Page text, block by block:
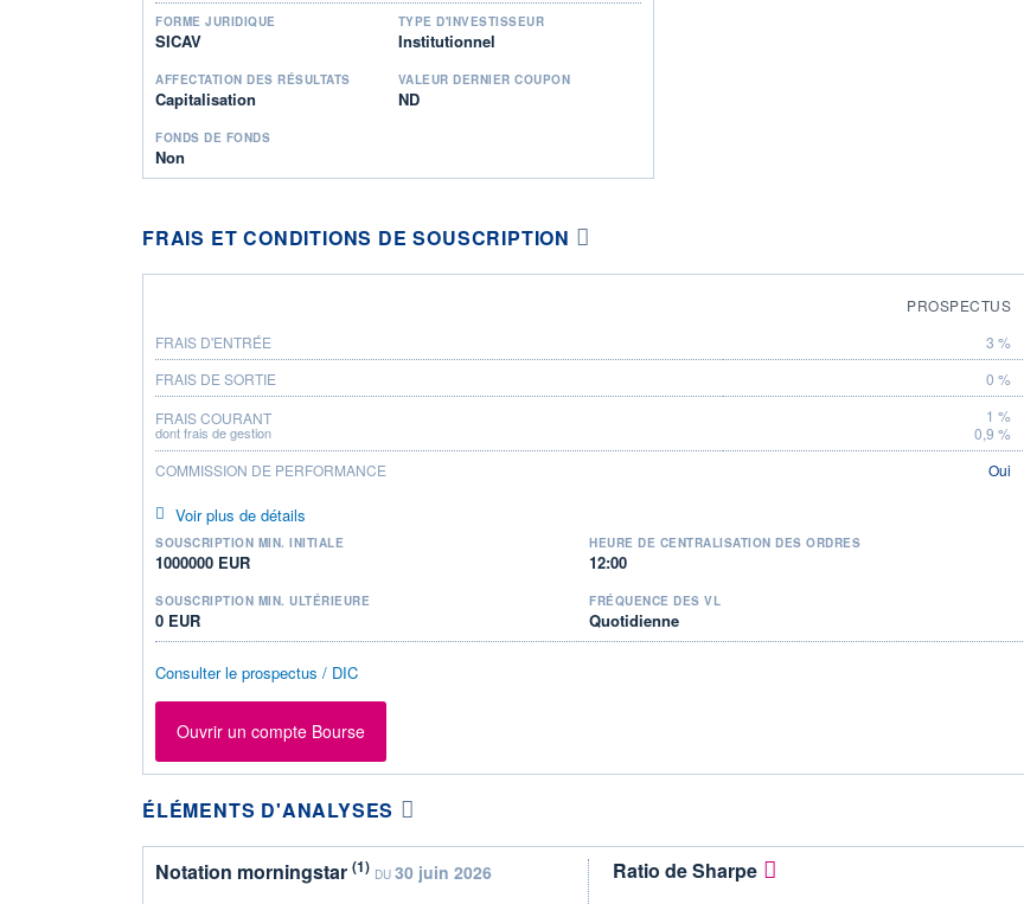
FORME JURIDIQUE
SICAV
TYPE D'INVESTISSEUR
Institutionnel
AFFECTATION DES RÉSULTATS
Capitalisation
VALEUR DERNIER COUPON
ND
FONDS DE FONDS
Non
FRAIS ET CONDITIONS DE SOUSCRIPTION
PROSPECTUS
FRAIS D'ENTRÉE
3 %
FRAIS DE SORTIE
0 %
FRAIS COURANT
dont frais de gestion
1 %
0,9 %
COMMISSION DE PERFORMANCE
Oui
Voir plus de détails
SOUSCRIPTION MIN. INITIALE
1000000 EUR
HEURE DE CENTRALISATION DES ORDRES
12:00
SOUSCRIPTION MIN. ULTÉRIEURE
0 EUR
FRÉQUENCE DES VL
Quotidienne
Consulter le prospectus / DIC
Ouvrir un compte Bourse
ÉLÉMENTS D'ANALYSES
Notation morningstar (1) DU 30 juin 2026 Ratio de Sharpe